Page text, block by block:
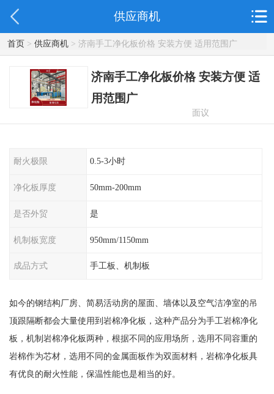
供应商机
首页> 供应商机> 济南手工净化板价格 安装方便 适用范围广
济南手工净化板价格 安装方便 适
用范围广
面议
耐火极限 0.5-3小时
净化板厚度 50mm-200mm
是否外贸 是
机制板宽度 950mm/1150mm
成品方式 手工板、机制板
如今的钢结构厂房、简易活动房的屋面、墙体以及空气洁净室的吊
顶跟隔断都会大量使用到岩棉净化板，这种产品分为手工岩棉净化
板，机制岩棉净化板两种，根据不同的应用场所，选用不同容重的
岩棉作为芯材，选用不同的金属面板作为双面材料，岩棉净化板具
有优良的耐火性能，保温性能也是相当的好。